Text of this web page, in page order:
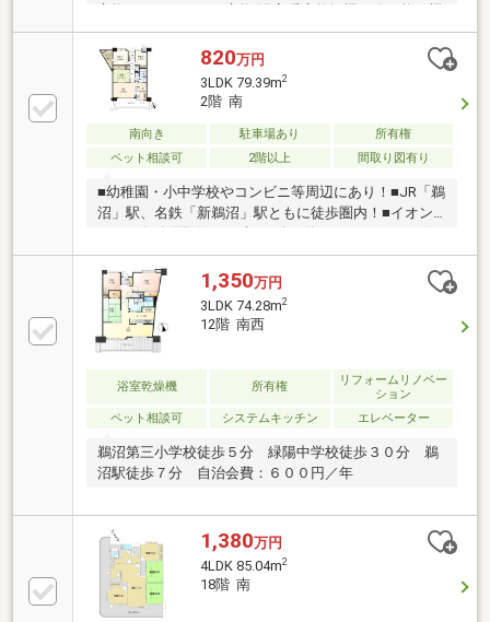
交換・ユニットバス交換(浴室暖房乾燥機、追い炊き機
能付) ・トイレ交換(温水洗浄便座付)・洗面化粧台交
換(シャワーノズル付) ・建具交換・クロス、フロー
リング貼替 ・クッションフロア貼替・シューズボッ
クス交換 ・ハウスクリーニング 他
820万円
3LDK 79.39m2
2階 南
南向き 駐車場あり
所有権
ペット相談可
2階以上 間取り図有り
■幼稚園・小中学校やコンビニ等周辺にあり！■JR「鵜
沼」駅、名鉄「新鵜沼」駅ともに徒歩圏内！■イオン
タウン各務原鵜沼まで車で5分（約1700m）■ペット飼
育細則あり■駐車場代5000円■駐輪場シール代300円
（一台）
1,350万円
3LDK 74.28m2
12階 南西
浴室乾燥機 所有権
リフォームリノベー
ション
ペット相談可
システムキッチン エレベーター
鵜沼第三小学校徒歩５分 緑陽中学校徒歩３０分 鵜
沼駅徒歩７分 自治会費：６００円／年
1,380万円
4LDK 85.04m2
18階 南